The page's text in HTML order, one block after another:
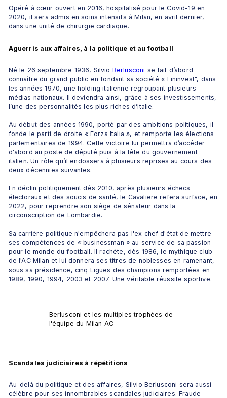
Opéré à cœur ouvert en 2016, hospitalisé pour le Covid-19 en
2020, il sera admis en soins intensifs à Milan, en avril dernier,
dans une unité de chirurgie cardiaque.
Aguerris aux affaires, à la politique et au football
Né le 26 septembre 1936, Silvio Berlusconi se fait d’abord
connaître du grand public en fondant sa société « Fininvest", dans
les années 1970, une holding italienne regroupant plusieurs
médias nationaux. Il deviendra ainsi, grâce à ses investissements,
l’une des personnalités les plus riches d’Italie.
Au début des années 1990, porté par des ambitions politiques, il
fonde le parti de droite « Forza Italia », et remporte les élections
parlementaires de 1994. Cette victoire lui permettra d’accéder
d'abord au poste de député puis à la tête du gouvernement
italien. Un rôle qu’il endossera à plusieurs reprises au cours des
deux décennies suivantes.
En déclin politiquement dès 2010, après plusieurs échecs
électoraux et des soucis de santé, le Cavaliere refera surface, en
2022, pour reprendre son siège de sénateur dans la
circonscription de Lombardie.
Sa carrière politique n'empêchera pas l'ex chef d'état de mettre
ses compétences de « businessman » au service de sa passion
pour le monde du football. Il rachète, dès 1986, le mythique club
de l'AC Milan et lui donnera ses titres de noblesses en ramenant,
sous sa présidence, cinq Ligues des champions remportées en
1989, 1990, 1994, 2003 et 2007. Une véritable réussite sportive.
Berlusconi et les multiples trophées de
l'équipe du Milan AC
Scandales judiciaires à répétitions
Au-delà du politique et des affaires, Silvio Berlusconi sera aussi
célèbre pour ses innombrables scandales judiciaires. Fraude